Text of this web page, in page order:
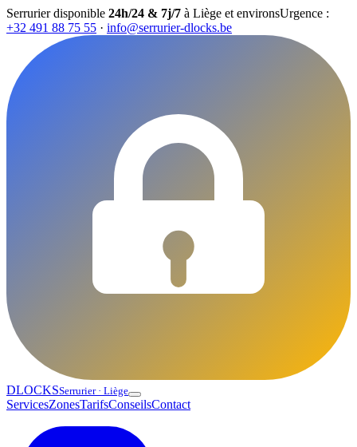
Serrurier disponible 24h/24 & 7j/7 à Liège et environsUrgence :
+32 491 88 75 55 · info@serrurier-dlocks.be
DLOCKSSerrurier · Liège
ServicesZonesTarifsConseilsContact